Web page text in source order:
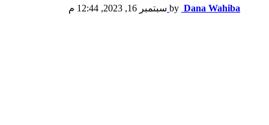
by Dana Wahiba سبتمبر 16, 2023, 12:44 م